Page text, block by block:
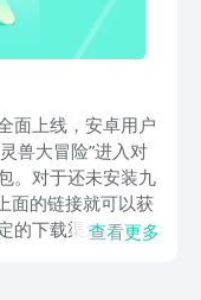
面上线，安卓用户
兽大冒险”进入对
。对于还未安装九
面的链接就可以获
的下载渠道，还有
查看更多